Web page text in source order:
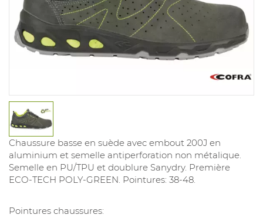
Chaussure basse en suède avec embout 200J en
aluminium et semelle antiperforation non métalique.
Semelle en PU/TPU et doublure Sanydry. Première
ECO-TECH POLY-GREEN. Pointures: 38-48.
Pointures chaussures: